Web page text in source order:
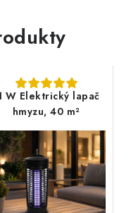
W Elektrický lapač
hmyzu, 40 m²